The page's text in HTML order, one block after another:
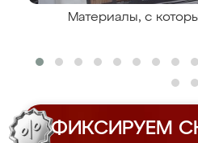
Материалы, с
ФИКСИРУЕМ